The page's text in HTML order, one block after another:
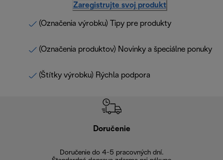
Zaregistrujte svoj produkt
(Označenia výrobku) Tipy pre produkty
(Označenia produktov) Novinky a špeciálne ponuky
(Štítky výrobku) Rýchla podpora
Doručenie
Doručenie do 4-5 pracovných dní.